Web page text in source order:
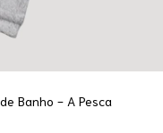
Banho - A Pesca